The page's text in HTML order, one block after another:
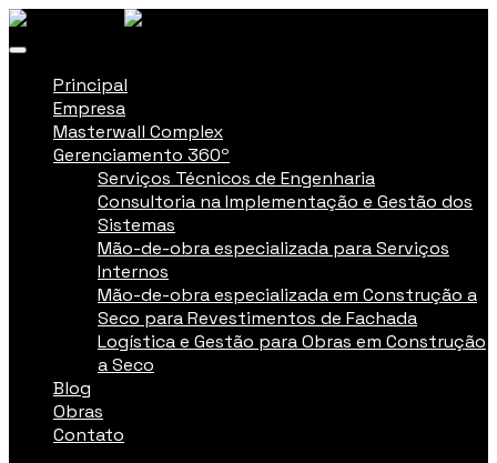
Principal
Empresa
Masterwall Complex
Gerenciamento 360º
Serviços Técnicos de Engenharia
Consultoria na Implementação e Gestão dos
Sistemas
Mão-de-obra especializada para Serviços
Internos
Mão-de-obra especializada em Construção a
Seco para Revestimentos de Fachada
Logística e Gestão para Obras em Construção
a Seco
Blog
Obras
Contato